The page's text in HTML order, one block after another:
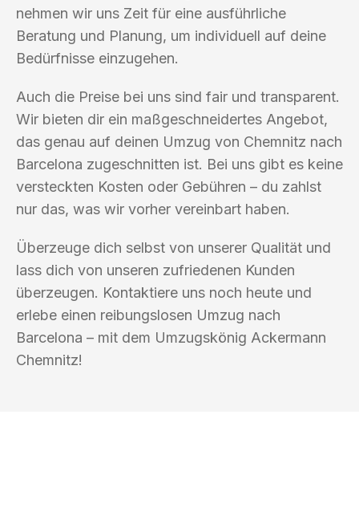
nehmen wir uns Zeit für eine ausführliche
Beratung und Planung, um individuell auf deine
Bedürfnisse einzugehen.
Auch die Preise bei uns sind fair und transparent.
Wir bieten dir ein maßgeschneidertes Angebot,
das genau auf deinen Umzug von Chemnitz nach
Barcelona zugeschnitten ist. Bei uns gibt es keine
versteckten Kosten oder Gebühren – du zahlst
nur das, was wir vorher vereinbart haben.
Überzeuge dich selbst von unserer Qualität und
lass dich von unseren zufriedenen Kunden
überzeugen. Kontaktiere uns noch heute und
erlebe einen reibungslosen Umzug nach
Barcelona – mit dem Umzugskönig Ackermann
Chemnitz!